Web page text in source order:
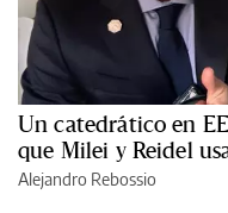
Un catedrático en
que Milei y Reidel
Alejandro Rebossio